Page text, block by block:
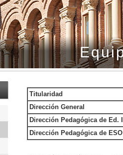
Titularidad
Dirección General
Dirección Pedagógica de Ed.
Dirección Pedagógica de